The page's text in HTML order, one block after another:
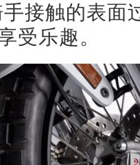
接触的表面
受乐趣。